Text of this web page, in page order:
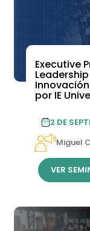
Executive
por IE
2 DE
Miguel
VER